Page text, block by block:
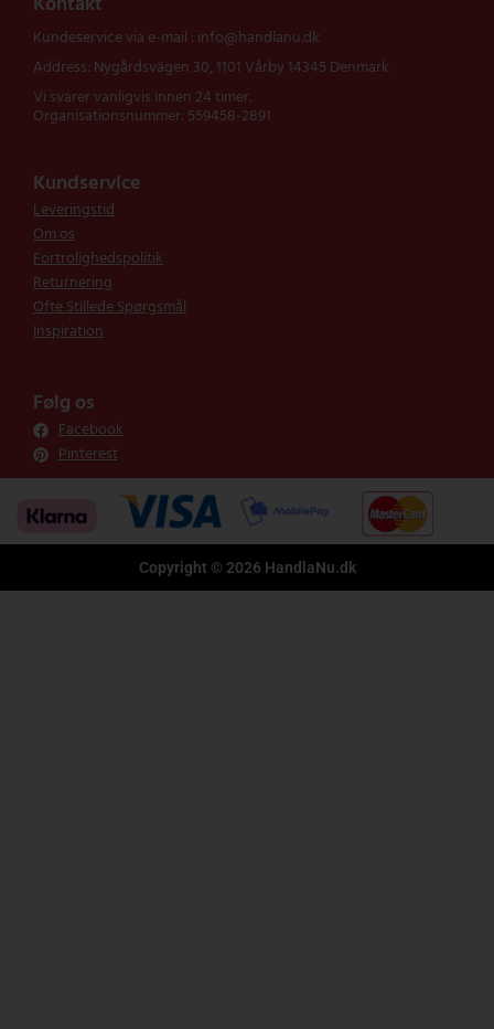
Kundeservice via e-mail : info@handlanu.dk
Address: Nygårdsvägen 30, 1101 Vårby 14345 Denmark
Vi svarer vanligvis innen 24 timer.
Organisationsnummer: 559458-2891
Kundservice
Leveringstid
Om os
Fortrolighedspolitik
Returnering
Ofte Stillede Spørgsmål
Inspiration
Følg os
Facebook
Pinterest
Copyright © 2026 HandlaNu.dk